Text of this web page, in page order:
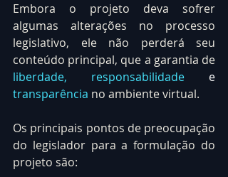
Embora o projeto deva sofrer
algumas alterações no processo
legislativo, ele não perderá seu
liberdade, responsabilidade e
transparência no ambiente virtual.
Os principais pontos de preocupação
do legislador para a formulação do
projeto são: